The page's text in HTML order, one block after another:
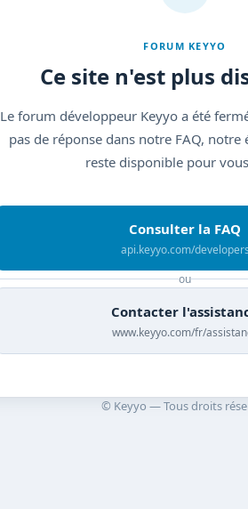
FORUM KEYYO
Ce site n'est plus
Le forum développeur Keyyo a été
pas de réponse dans notre FAQ, notre
reste disponible pour
Consulter la FAQ
api.keyyo.com/developers
ou
Contacter
www.keyyo.com/fr/
© Keyyo — Tous droits